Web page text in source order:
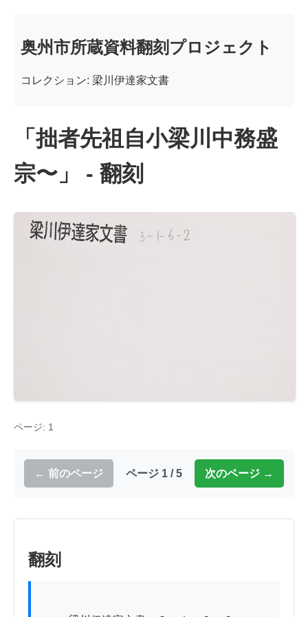
奥州市所蔵資料翻刻プロジェクト
コレクション: 梁川伊達家文書
「拙者先祖自小梁川中務盛
宗〜」 - 翻刻
ページ: 1
← 前のページ ページ 1 / 5 次のページ →
翻刻